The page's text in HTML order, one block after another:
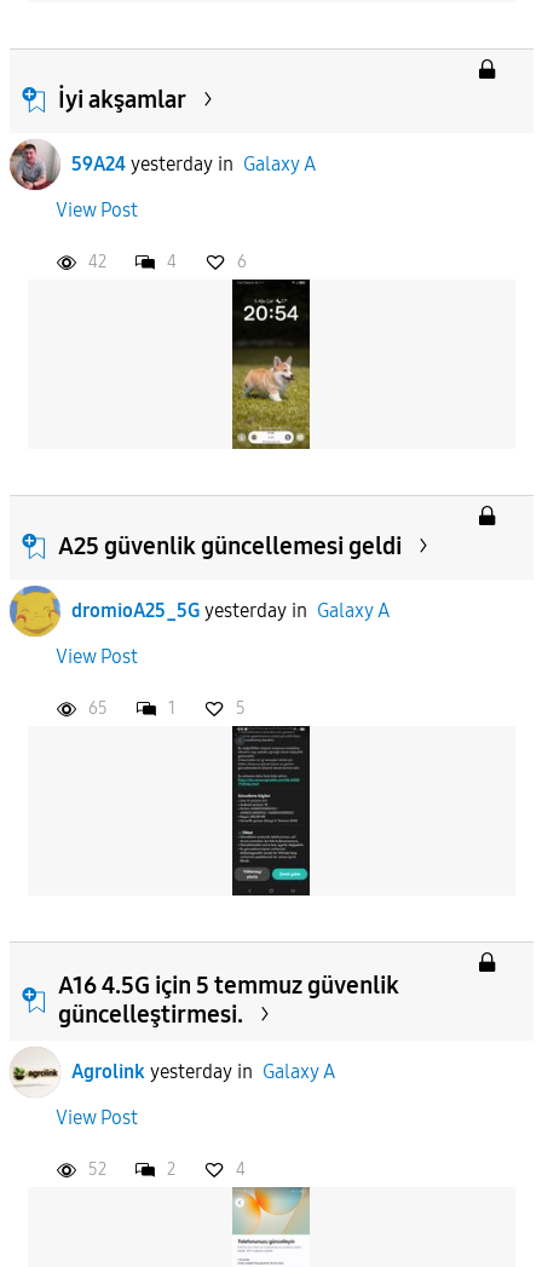
İyi akşamlar
59A24 yesterdayin Galaxy A
View Post
42 4 6
A25 güvenlik güncellemesi geldi
dromioA25_5G yesterdayin Galaxy A
View Post
65 1 5
A16 4.5G için 5 temmuz güvenlik
güncelleştirmesi.
Agrolink yesterdayin Galaxy A
View Post
52 2 4